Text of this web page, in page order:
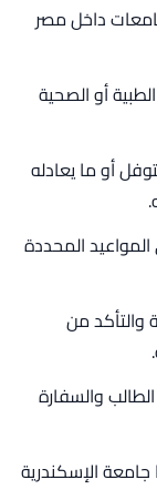
داخل مصر
أو الصحية
أو ما يعادله
المحددة
من
والسفارة
الإسكندرية